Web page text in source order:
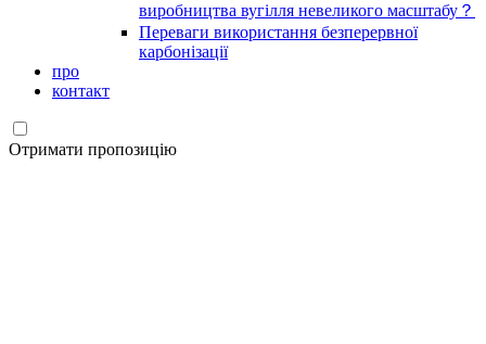
виробництва вугілля невеликого масштабу？
Переваги використання безперервної
карбонізації
про
контакт
Отримати пропозицію